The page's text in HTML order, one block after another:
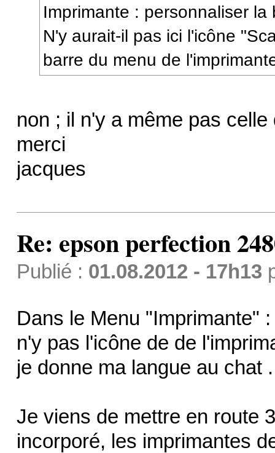
Imprimante : personnaliser la
N'y aurait-il pas ici l'icône
barre du menu de
non ; il n'y a même pas celle
merci
jacques
Re: epson perfection
Publié : 01.08.2012 - 17h13
Dans le Menu "Imprimante"
n'y pas l'icône de de
je donne ma langue au chat
Je viens de mettre en route
incorporé, les imprimantes